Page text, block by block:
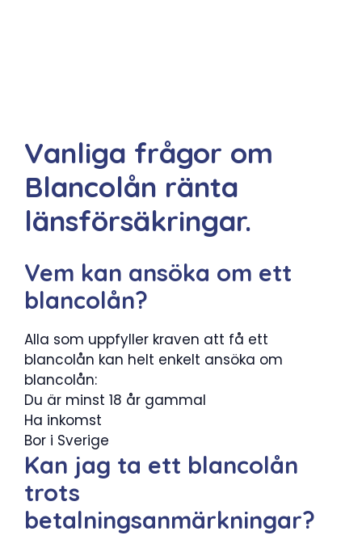
Vanliga frågor om
Blancolån ränta
länsförsäkringar.
Vem kan ansöka om ett
blancolån?
Alla som uppfyller kraven att få ett
blancolån kan helt enkelt ansöka om
blancolån:
Du är minst 18 år gammal
Ha inkomst
Bor i Sverige
Kan jag ta ett blancolån
trots
betalningsanmärkningar?